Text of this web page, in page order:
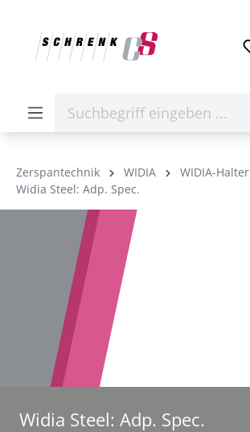
Zerspantechnik WIDIA
WIDIA-Halter
Widia Steel: Adp. Spec.
Widia Steel: Adp. Spec.